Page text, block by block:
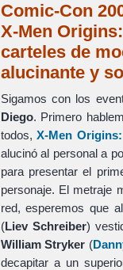
Comic-Con
X-Men
carteles de
alucinante y
Sigamos con los
Diego. Primero
todos,X-Men
alucinó al personal a
para presentar el
personaje. El metraje
red, esperemos que
(Liev Schreiber)
William Stryker (
decapitar a un